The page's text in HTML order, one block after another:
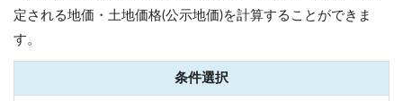
定される地価・土地価格(公示地価)を計算することができま
す。
条件選択